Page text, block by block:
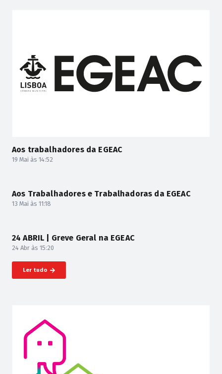
Aos trabalhadores da EGEAC
19 Mai às 14:52
Aos Trabalhadores e Trabalhadoras da EGEAC
13 Mai às 11:18
24 ABRIL | Greve Geral na EGEAC
24 Abr às 15:20
Ler tudo